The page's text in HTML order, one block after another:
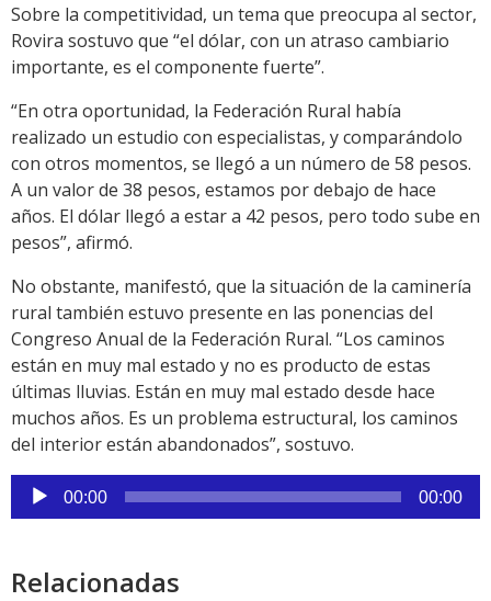
Sobre la competitividad, un tema que preocupa al sector,
Rovira sostuvo que “el dólar, con un atraso cambiario
importante, es el componente fuerte”.
“En otra oportunidad, la Federación Rural había
realizado un estudio con especialistas, y comparándolo
con otros momentos, se llegó a un número de 58 pesos.
A un valor de 38 pesos, estamos por debajo de hace
años. El dólar llegó a estar a 42 pesos, pero todo sube en
pesos”, afirmó.
No obstante, manifestó, que la situación de la caminería
rural también estuvo presente en las ponencias del
Congreso Anual de la Federación Rural. “Los caminos
están en muy mal estado y no es producto de estas
últimas lluvias. Están en muy mal estado desde hace
muchos años. Es un problema estructural, los caminos
del interior están abandonados”, sostuvo.
Reproductor
de
00:00 00:00
Relacionadas